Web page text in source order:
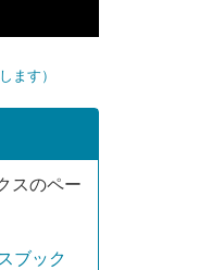
ます）
スのペー
ブック